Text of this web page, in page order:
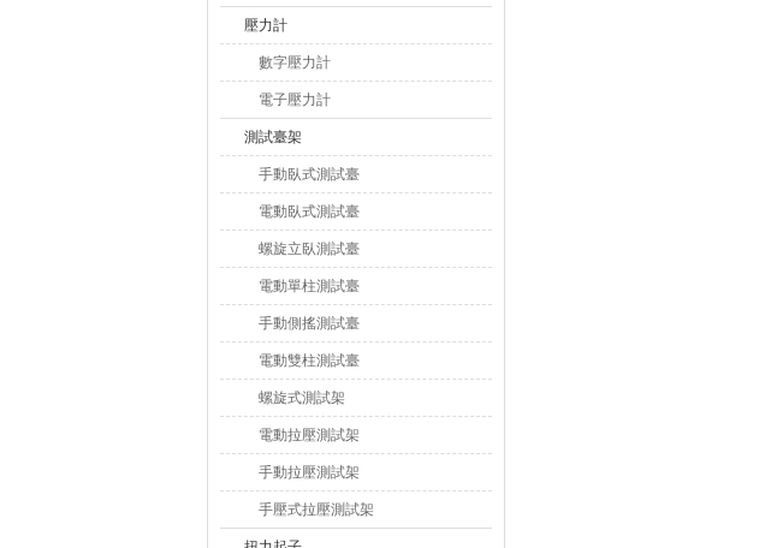
壓力計
數字壓力計
電子壓力計
測試臺架
手動臥式測試臺
電動臥式測試臺
螺旋立臥測試臺
電動單柱測試臺
手動側搖測試臺
電動雙柱測試臺
螺旋式測試架
電動拉壓測試架
手動拉壓測試架
手壓式拉壓測試架